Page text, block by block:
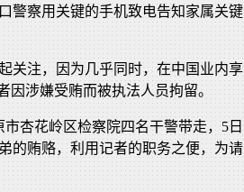
警察用关键的手机致电告知家属关键
关注，因为几乎同时，在中国业内享
因涉嫌受贿而被执法人员拘留。
杏花岭区检察院四名干警带走，5日
的贿赂，利用记者的职务之便，为请